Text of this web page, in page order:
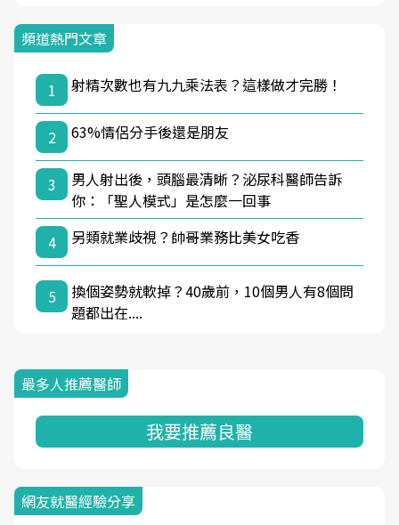
頻道熱門文章
1 射精次數也有九九乘法表？這樣做才完勝！
2 63%情侶分手後還是朋友
3
男人射出後，頭腦最清晰？泌尿科醫師告訴
你：「聖人模式」是怎麼一回事
4
另類就業歧視？帥哥業務比美女吃香
5
換個姿勢就軟掉？40歲前，10個男人有8個問
題都出在....
最多人推薦醫師
我要推薦良醫
網友就醫經驗分享